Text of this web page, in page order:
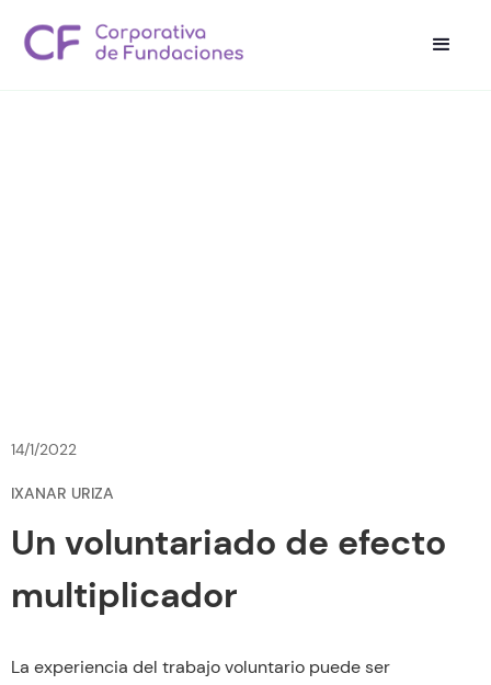
14/1/2022
IXANAR URIZA
Un voluntariado de efecto
multiplicador
La experiencia del trabajo voluntario puede ser